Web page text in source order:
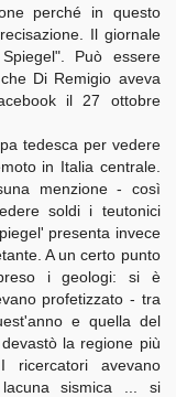
perché in questo
Il giornale
Può essere
Di Remigio aveva
il 27 ottobre
tedesca per vedere
in Italia centrale.
menzione - così
soldi i teutonici
presenta invece
A un certo punto
i geologi: si è
profetizzato - tra
e quella del
la regione più
avevano
sismica ... si